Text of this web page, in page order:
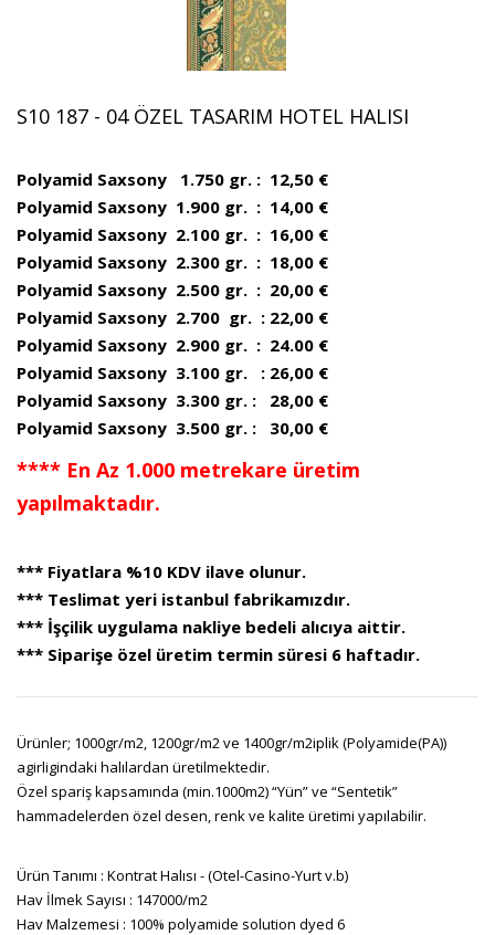
S10 187 - 04 ÖZEL TASARIM HOTEL HALISI
Polyamid Saxsony 1.750 gr. : 12,50 €
Polyamid Saxsony 1.900 gr. : 14,00 €
Polyamid Saxsony 2.100 gr. : 16,00 €
Polyamid Saxsony 2.300 gr. : 18,00 €
Polyamid Saxsony 2.500 gr. : 20,00 €
Polyamid Saxsony 2.700 gr. : 22,00 €
Polyamid Saxsony 2.900 gr. : 24.00 €
Polyamid Saxsony 3.100 gr. : 26,00 €
Polyamid Saxsony 3.300 gr. : 28,00 €
Polyamid Saxsony 3.500 gr. : 30,00 €
**** En Az 1.000 metrekare üretim
yapılmaktadır.
*** Fiyatlara %10 KDV ilave olunur.
*** Teslimat yeri istanbul fabrikamızdır.
*** İşçilik uygulama nakliye bedeli alıcıya aittir.
*** Siparişe özel üretim termin süresi 6 haftadır.
Ürünler; 1000gr/m2, 1200gr/m2 ve 1400gr/m2iplik (Polyamide(PA))
agirligindaki halılardan üretilmektedir.
Özel spariş kapsamında (min.1000m2) “Yün” ve “Sentetik”
hammadelerden özel desen, renk ve kalite üretimi yapılabilir.
Ürün Tanımı : Kontrat Halısı - (Otel-Casino-Yurt v.b)
Hav İlmek Sayısı : 147000/m2
Hav Malzemesi : 100% polyamide solution dyed 6